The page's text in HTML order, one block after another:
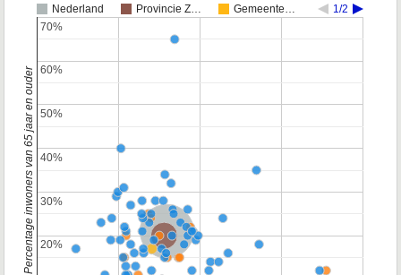
Nederland Provincie Z… Gemeente… 1/2
Nederland
Provincie Zuid-Holland
20%
20%
30%
30%
40%
40%
50%
50%
60%
60%
70%
70%
Percentage inwoners van 65 jaar en ouder